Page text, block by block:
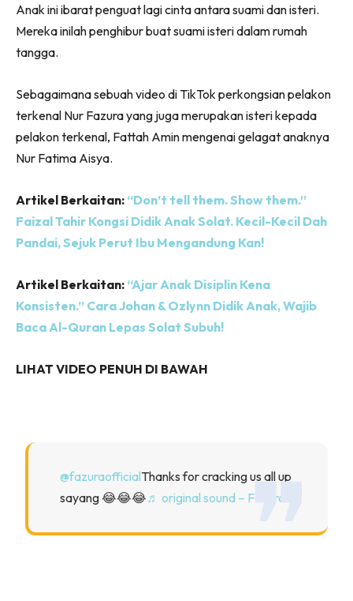
Anak ini ibarat penguat lagi cinta antara suami dan isteri.
Mereka inilah penghibur buat suami isteri dalam rumah
tangga.
Sebagaimana sebuah video di TikTok perkongsian pelakon
terkenal Nur Fazura yang juga merupakan isteri kepada
pelakon terkenal, Fattah Amin mengenai gelagat anaknya
Nur Fatima Aisya.
Artikel Berkaitan: “Don’t tell them. Show them.”
Faizal Tahir Kongsi Didik Anak Solat. Kecil-Kecil Dah
Pandai, Sejuk Perut Ibu Mengandung Kan!
Artikel Berkaitan: “Ajar Anak Disiplin Kena
Konsisten.” Cara Johan & Ozlynn Didik Anak, Wajib
Baca Al-Quran Lepas Solat Subuh!
LIHAT VIDEO PENUH DI BAWAH
@fazuraofficialThanks for cracking us all up
sayang 😂😂😂♬ original sound – Fazura